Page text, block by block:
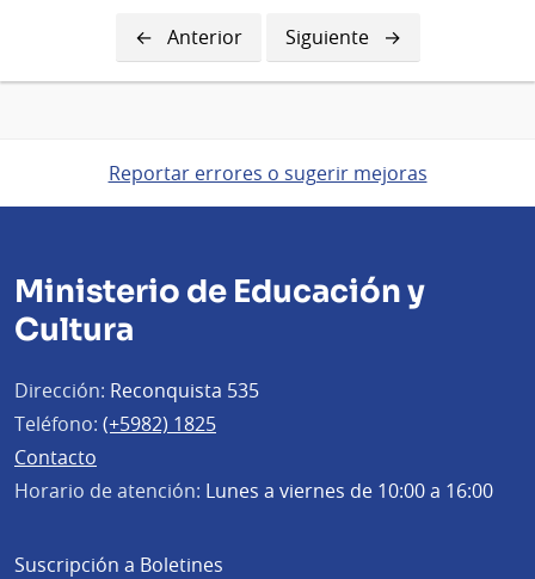
Página
anterior
Anterior
Siguiente
página
Siguiente
Reportar errores o sugerir mejoras
Ministerio de Educación y
Cultura
Dirección: Reconquista 535
Teléfono: (+5982) 1825
Contacto
Horario de atención: Lunes a viernes de 10:00 a 16:00
Suscripción a Boletines